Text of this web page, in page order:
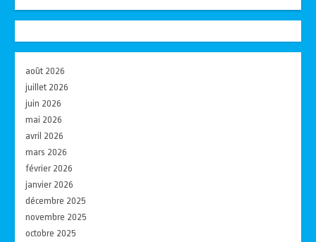
août 2026
juillet 2026
juin 2026
mai 2026
avril 2026
mars 2026
février 2026
janvier 2026
décembre 2025
novembre 2025
octobre 2025